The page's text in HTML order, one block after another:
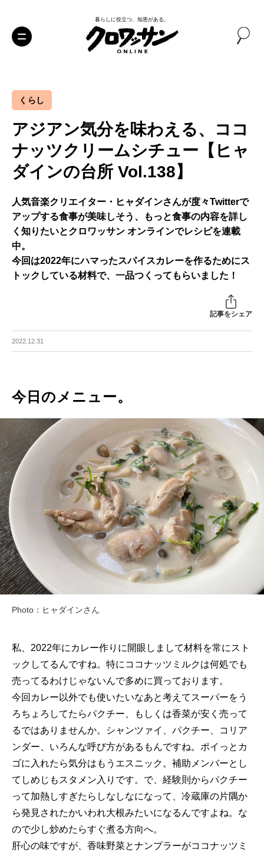
暮らしに役立つ、知恵がある。
くらし
アジアン気分を味わえる、ココ
ナッツクリームシチュー【ヒャ
ダインの台所 Vol.138】
人気音楽クリエイター・ヒャダインさんが度々Twitterで
アップする食事が美味しそう、もっと食事の内容を詳し
く知りたいとクロワッサン オンラインでレシピを連載
中。
今回は2022年にハマったスパイスカレーを作るためにス
トックしている材料で、一品つくってもらいました！
記事をシェア
2022.12.31
今日のメニュー。
Photo：ヒャダインさん
私、2022年にカレー作りに開眼しまして材料を常にスト
ックしてるんですね。特にココナッツミルクは何処でも
売ってるわけじゃないんで多めに買っております。
今回カレー以外でも使いたいなあと考えてスーパーをう
ろちょろしてたらパクチー、もしくは香菜が安く売って
るではありませんか。シャンツァイ、パクチー、コリア
ンダー、いろんな呼び方があるもんですね。ポイっとカ
ゴに入れたら気分はもうエスニック。補助メンバーとし
てしめじもスタメン入りです。で、経験則からパクチー
って加熱しすぎたらしなしなになって、冷蔵庫の片隅か
ら発見されたかいわれ大根みたいになるんですよね。な
ので少し炒めたらすぐ煮る方向へ。
肝心の味ですが、香味野菜とナンプラーがココナッツミ